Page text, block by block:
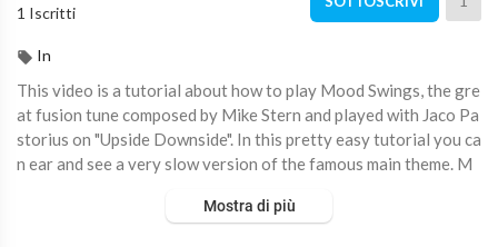
1 Iscritti
In
This video is a tutorial about how to play Mood Swings, the gre
at fusion tune composed by Mike Stern and played with Jaco Pa
storius on "Upside Downside". In this pretty easy tutorial you ca
n ear and see a very slow version of the famous main theme. M
can learn all the notes in the right position on the freatboard. F
Mostra di più